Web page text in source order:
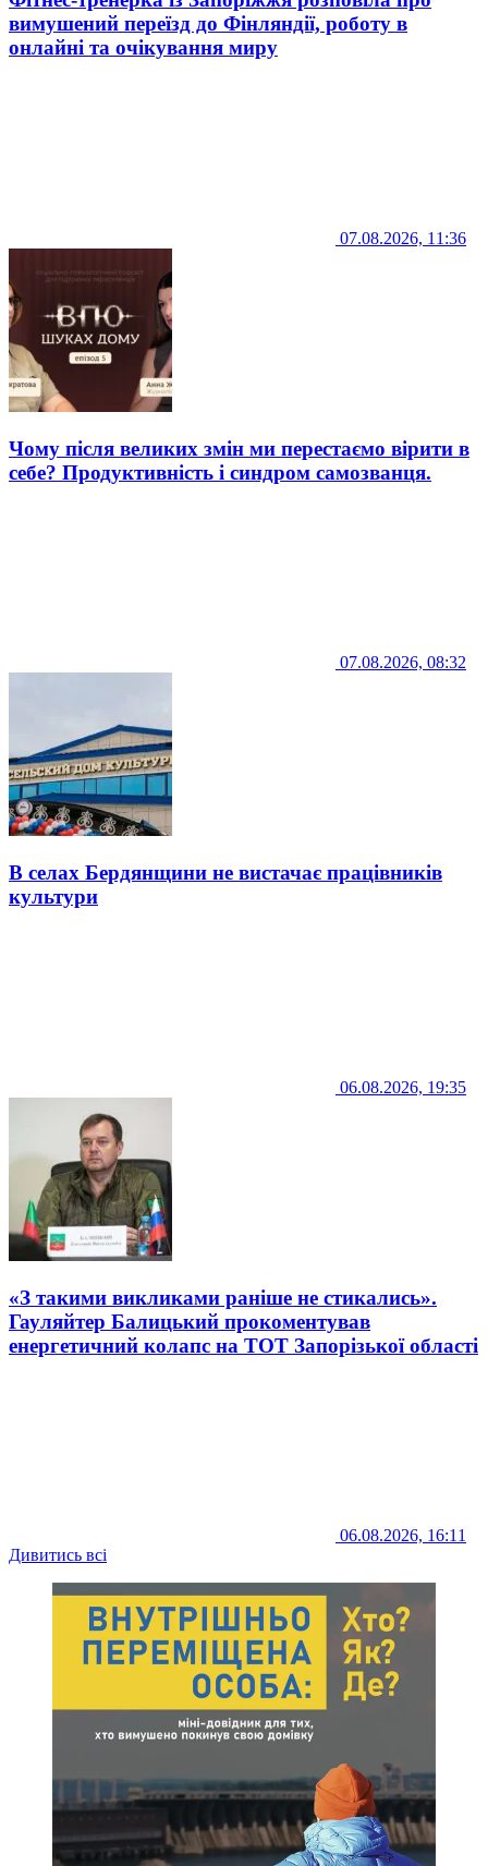
вимушений переїзд до Фінляндії, роботу в
онлайні та очікування миру
07.08.2026, 11:36
Чому після великих змін ми перестаємо вірити в
себе? Продуктивність і синдром самозванця.
07.08.2026, 08:32
В селах Бердянщини не вистачає працівників
культури
06.08.2026, 19:35
«З такими викликами раніше не стикались».
Гауляйтер Балицький прокоментував
енергетичний колапс на ТОТ Запорізької області
06.08.2026, 16:11
Дивитись всі